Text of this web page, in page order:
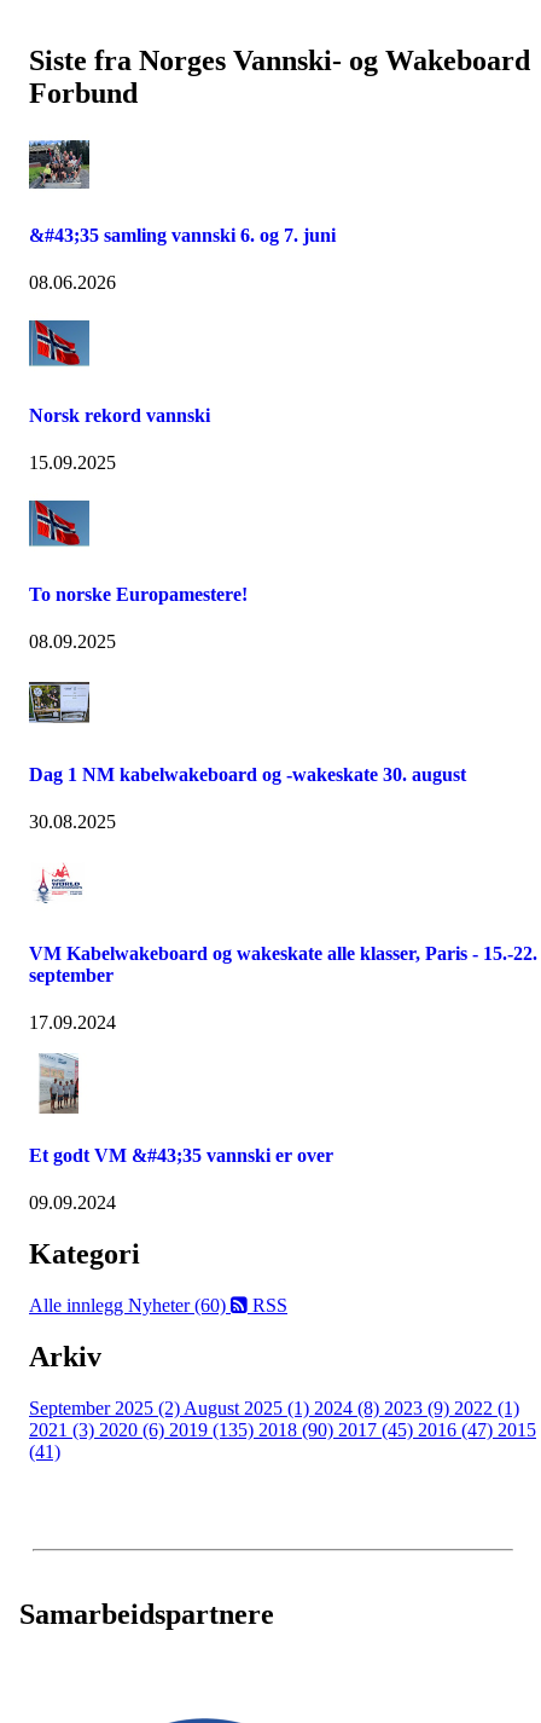
Siste fra Norges Vannski- og Wakeboard
Forbund
&#43;35 samling vannski 6. og 7. juni
08.06.2026
Norsk rekord vannski
15.09.2025
To norske Europamestere!
08.09.2025
Dag 1 NM kabelwakeboard og -wakeskate 30. august
30.08.2025
VM Kabelwakeboard og wakeskate alle klasser, Paris - 15.-22.
september
17.09.2024
Et godt VM &#43;35 vannski er over
09.09.2024
Kategori
Alle innlegg Nyheter (60) RSS
Arkiv
September 2025 (2) August 2025 (1) 2024 (8) 2023 (9) 2022 (1)
2021 (3) 2020 (6) 2019 (135) 2018 (90) 2017 (45) 2016 (47) 2015
(41)
Samarbeidspartnere